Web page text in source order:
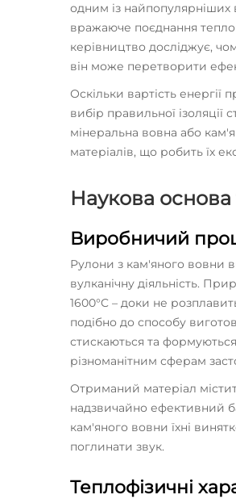
одним із найпопулярніших
вражаюче поєднання
керівництво досліджує,
він може перетворити
Оскільки вартість
вибір правильної
мінеральна вовна або
матеріалів, що робить їх
Наукова основа
Виробничий
Рулони з кам'яного вовни
вулканічну діяльність.
1600°C – доки не
подібно до способу
стискаються та
різноманітним сферам
Отриманий матеріал
надзвичайно ефективний
кам'яного вовни їхні
поглинати звук.
Теплофізичні